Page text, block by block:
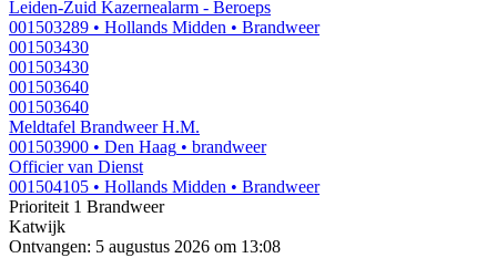
Leiden-Zuid Kazernealarm - Beroeps
001503289 • Hollands Midden • Brandweer
001503430
001503430
001503640
001503640
Meldtafel Brandweer H.M.
001503900 • Den Haag • brandweer
Officier van Dienst
001504105 • Hollands Midden • Brandweer
Prioriteit 1 Brandweer
Katwijk
Ontvangen: 5 augustus 2026 om 13:08